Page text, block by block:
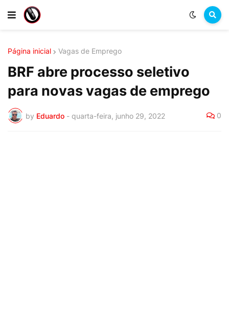
Página inicial Vagas de Emprego
BRF abre processo seletivo
para novas vagas de emprego
by Eduardo - quarta-feira, junho 29, 2022 0